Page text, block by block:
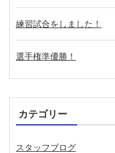
練習試合をしました！
選手権準優勝！
カテゴリー
スタッフブログ